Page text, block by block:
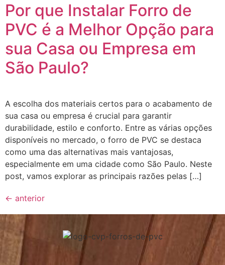
Por que Instalar Forro de
PVC é a Melhor Opção para
sua Casa ou Empresa em
São Paulo?
A escolha dos materiais certos para o acabamento de
sua casa ou empresa é crucial para garantir
durabilidade, estilo e conforto. Entre as várias opções
disponíveis no mercado, o forro de PVC se destaca
como uma das alternativas mais vantajosas,
especialmente em uma cidade como São Paulo. Neste
post, vamos explorar as principais razões pelas […]
← anterior